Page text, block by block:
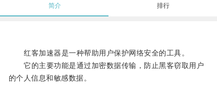
简介 排行
红客加速器是一种帮助用户保护网络安全的工具。
它的主要功能是通过加密数据传输，防止黑客窃取用户
的个人信息和敏感数据。